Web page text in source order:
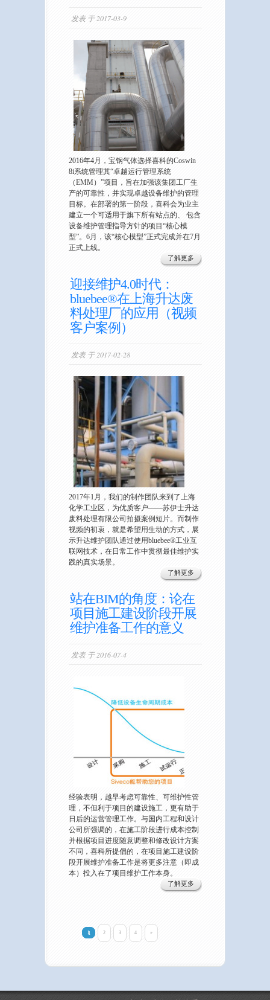
发表 于 2017-03-9
2016年4月，宝钢气体选择喜科的Coswin
8i系统管理其“卓越运行管理系统
（EMM）”项目，旨在加强该集团工厂生
产的可靠性，并实现卓越设备维护的管理
目标。在部署的第一阶段，喜科会为业主
建立一个可适用于旗下所有站点的、 包含
设备维护管理指导方针的项目“核心模
型”。6月，该“核心模型”正式完成并在7月
正式上线。
了解更多
迎接维护4.0时代：
bluebee®在上海升达废
料处理厂的应用（视频
客户案例）
发表 于 2017-02-28
2017年1月，我们的制作团队来到了上海
化学工业区，为优质客户——苏伊士升达
废料处理有限公司拍摄案例短片。而制作
视频的初衷，就是希望用生动的方式，展
示升达维护团队通过使用bluebee®工业互
联网技术，在日常工作中贯彻最佳维护实
践的真实场景。
了解更多
站在BIM的角度：论在
项目施工建设阶段开展
维护准备工作的意义
发表 于 2016-07-4
经验表明，越早考虑可靠性、可维护性管
理，不但利于项目的建设施工，更有助于
日后的运营管理工作。与国内工程和设计
公司所强调的，在施工阶段进行成本控制
并根据项目进度随意调整和修改设计方案
不同，喜科所提倡的，在项目施工建设阶
段开展维护准备工作是将更多注意（即成
本）投入在了项目维护工作本身。
了解更多
1 2 3 4 »